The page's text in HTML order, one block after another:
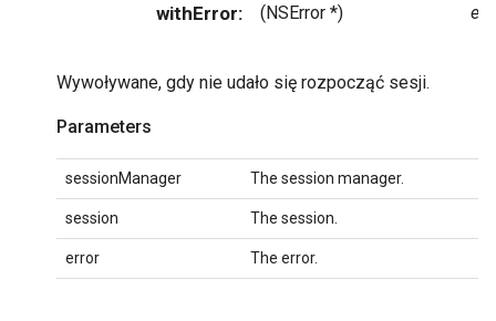
withError: (NSError *)
Wywoływane, gdy nie udało się rozpocząć sesji.
Parameters
sessionManager The session manager.
session The session.
error The error.